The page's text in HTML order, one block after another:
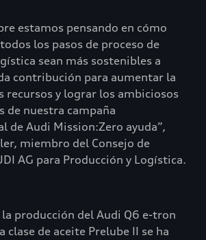
estamos pensando en cómo
los pasos de proceso de
sean más sostenibles a
contribución para aumentar la
recursos y lograr los ambiciosos
de nuestra campaña
de Audi Mission:Zero ayuda”,
miembro del Consejo de
AG para Producción y Logística.
producción del Audi Q6 e-tron
clase de aceite Prelube II se ha